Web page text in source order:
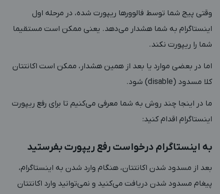
وقتی پیج شما توسط فالوورها ریپورت شده، در مرحله اول
اینستاگرام به شما هشدار می‌دهد. یعنی ممکن است مستقیما
شما را ریپورت نکند.
اما در بعضی موارد یا بعد از همین هشدار، ممکن است اکانتتان
کلا مسدود (disable) شود.
ما در اینجا چند روش به شما معرفی می‌کنیم تا برای رفع ریپورت
اینستاگرام اقدام کنید:
به اینستاگرام درخواست رفع ریپورت بفرستید
بعد از مسدود شدن اکانتتان، هنگام وارد شدن به اینستاگرام،
پیغام مسدود شدن دریافت می‌کنید و نمی‌توانید وارد اکانتتان